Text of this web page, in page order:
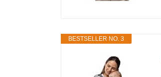
BESTSELLER NO. 3